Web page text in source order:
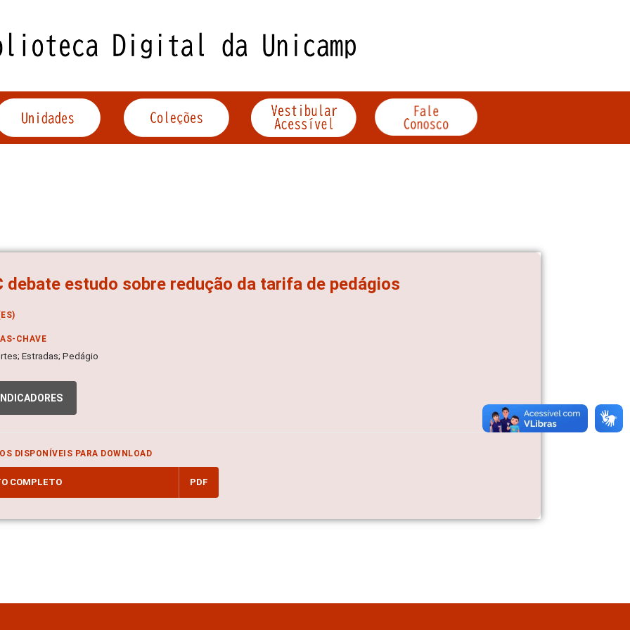
debate estudo sobre redução da tarifa de pedágios
CHAVE
Estradas; Pedágio
INDICADORES
DISPONÍVEIS PARA DOWNLOAD
COMPLETO PDF